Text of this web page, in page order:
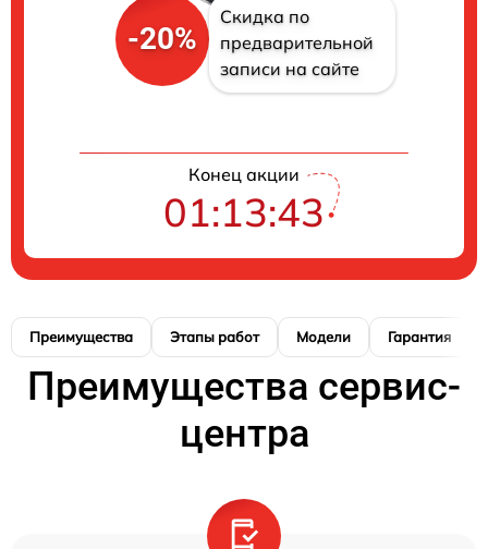
-20%
Скидка по
предварительной
записи на сайте
Конец акции
01:13:42
Преимущества Этапы работ Модели Гарантия
Преимущества сервис-
центра